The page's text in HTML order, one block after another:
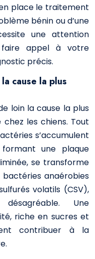
place le traitement
bénin ou d’une
une attention
faire appel à votre
précis.
cause la plus
loin la cause la plus
les chiens. Tout
s’accumulent
une plaque
se transforme
anaérobies
volatils (CSV),
Une
riche en sucres et
contribuer à la